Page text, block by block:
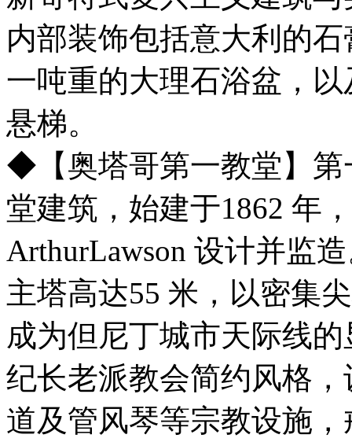
内部装饰包括意大利的
一吨重的大理石浴盆，
悬梯。
◆【奥塔哥第一教堂】第
堂建筑，始建于1862 年
ArthurLawson 设计并监
主塔高达55 米，以密集
成为但尼丁城市天际线
纪长老派教会简约风格
道及管风琴等宗教设施